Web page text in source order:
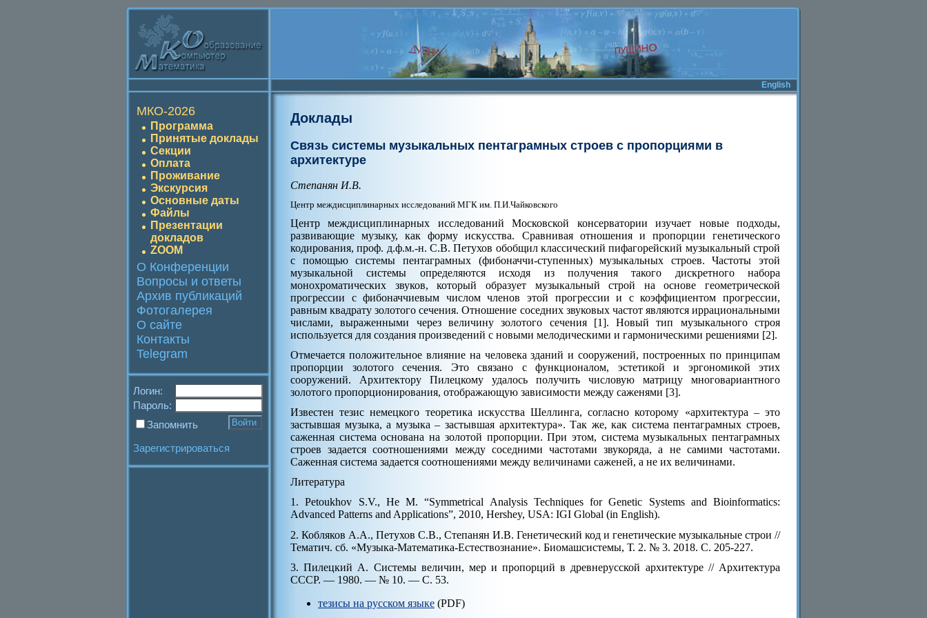
English
МКО-2026
Программа
Принятые доклады
Секции
Оплата
Проживание
Экскурсия
Основные даты
Файлы
Презентации
докладов
ZOOM
О Конференции
Вопросы и ответы
Архив публикаций
Фотогалерея
О сайте
Контакты
Telegram
Логин:
Пароль:
Запомнить
Зарегистрироваться
Доклады
Связь системы музыкальных пентаграмных строев с пропорциями в
архитектуре
Степанян И.В.
Центр междисциплинарных исследований МГК им. П.И.Чайковского
Центр междисциплинарных исследований Московской консерватории изучает новые подходы,
развивающие музыку, как форму искусства. Сравнивая отношения и пропорции генетического
кодирования, проф. д.ф.м.-н. С.В. Петухов обобщил классический пифагорейский музыкальный строй
с помощью системы пентаграмных (фибоначчи-ступенных) музыкальных строев. Частоты этой
музыкальной системы определяются исходя из получения такого дискретного набора
монохроматических звуков, который образует музыкальный строй на основе геометрической
прогрессии с фибоначчиевым числом членов этой прогрессии и с коэффициентом прогрессии,
равным квадрату золотого сечения. Отношение соседних звуковых частот являются иррациональными
числами, выраженными через величину золотого сечения [1]. Новый тип музыкального строя
используется для создания произведений с новыми мелодическими и гармоническими решениями [2].
Отмечается положительное влияние на человека зданий и сооружений, построенных по принципам
пропорции золотого сечения. Это связано с функционалом, эстетикой и эргономикой этих
сооружений. Архитектору Пилецкому удалось получить числовую матрицу многовариантного
золотого пропорционирования, отображающую зависимости между саженями [3].
Известен тезис немецкого теоретика искусства Шеллинга, согласно которому «архитектура – это
застывшая музыка, а музыка – застывшая архитектура». Так же, как система пентаграмных строев,
саженная система основана на золотой пропорции. При этом, система музыкальных пентаграмных
строев задается соотношениями между соседними частотами звукоряда, а не самими частотами.
Саженная система задается соотношениями между величинами саженей, а не их величинами.
Литература
1. Petoukhov S.V., He M. “Symmetrical Analysis Techniques for Genetic Systems and Bioinformatics:
Advanced Patterns and Applications”, 2010, Hershey, USA: IGI Global (in English).
2. Кобляков А.А., Петухов С.В., Степанян И.В. Генетический код и генетические музыкальные строи //
Тематич. сб. «Музыка-Математика-Естествознание». Биомашсистемы, Т. 2. № 3. 2018. С. 205-227.
3. Пилецкий А. Системы величин, мер и пропорций в древнерусской архитектуре // Архитектура
СССР. — 1980. — № 10. — С. 53.
тезисы на русском языке (PDF)